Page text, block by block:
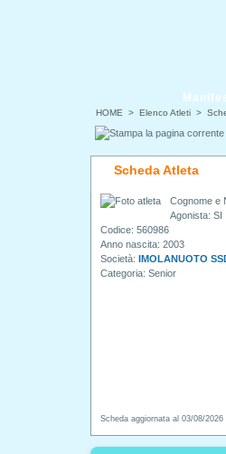
HOME > Elenco Atleti >
Scheda Atleta
Cognome e
Agonista: SI
Codice: 560986
Anno nascita: 2003
Società: IMOLANUOTO
Categoria: Senior
Scheda aggiornata al 03/08/2026